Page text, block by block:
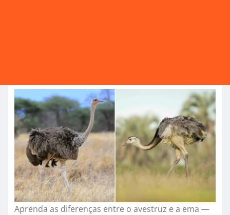
Aprenda as diferenças entre o avestruz e a ema —